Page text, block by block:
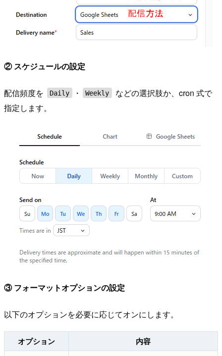
② スケジュールの設定
配信頻度を Daily ・ Weekly
などの選択肢か、cron 式で
指定します。
③ フォーマットオプションの設定
以下のオプションを必要に応じてオンにします。
オプション 内容